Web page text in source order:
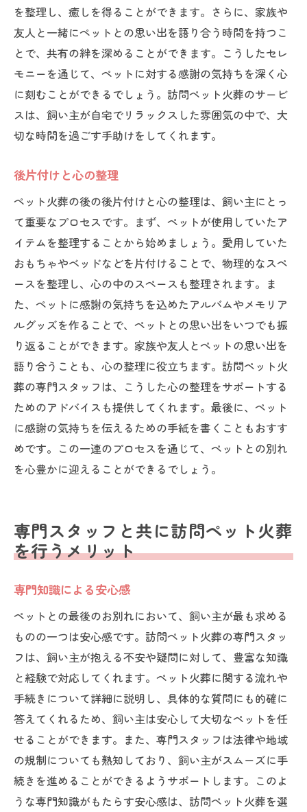
を整理し、癒しを得ることができます。さらに、家族や
友人と一緒にペットとの思い出を語り合う時間を持つこ
とで、共有の絆を深めることができます。こうしたセレ
モニーを通じて、ペットに対する感謝の気持ちを深く心
に刻むことができるでしょう。訪問ペット火葬のサービ
スは、飼い主が自宅でリラックスした雰囲気の中で、大
切な時間を過ごす手助けをしてくれます。
後片付けと心の整理
ペット火葬の後の後片付けと心の整理は、飼い主にとっ
て重要なプロセスです。まず、ペットが使用していたア
イテムを整理することから始めましょう。愛用していた
おもちゃやベッドなどを片付けることで、物理的なスペ
ースを整理し、心の中のスペースも整理されます。ま
た、ペットに感謝の気持ちを込めたアルバムやメモリア
ルグッズを作ることで、ペットとの思い出をいつでも振
り返ることができます。家族や友人とペットの思い出を
語り合うことも、心の整理に役立ちます。訪問ペット火
葬の専門スタッフは、こうした心の整理をサポートする
ためのアドバイスも提供してくれます。最後に、ペット
に感謝の気持ちを伝えるための手紙を書くこともおすす
めです。この一連のプロセスを通じて、ペットとの別れ
を心豊かに迎えることができるでしょう。
専門スタッフと共に訪問ペット火葬
を行うメリット
専門知識による安心感
ペットとの最後のお別れにおいて、飼い主が最も求める
ものの一つは安心感です。訪問ペット火葬の専門スタッ
フは、飼い主が抱える不安や疑問に対して、豊富な知識
と経験で対応してくれます。ペット火葬に関する流れや
手続きについて詳細に説明し、具体的な質問にも的確に
答えてくれるため、飼い主は安心して大切なペットを任
せることができます。また、専門スタッフは法律や地域
の規制についても熟知しており、飼い主がスムーズに手
続きを進めることができるようサポートします。このよ
うな専門知識がもたらす安心感は、訪問ペット火葬を選